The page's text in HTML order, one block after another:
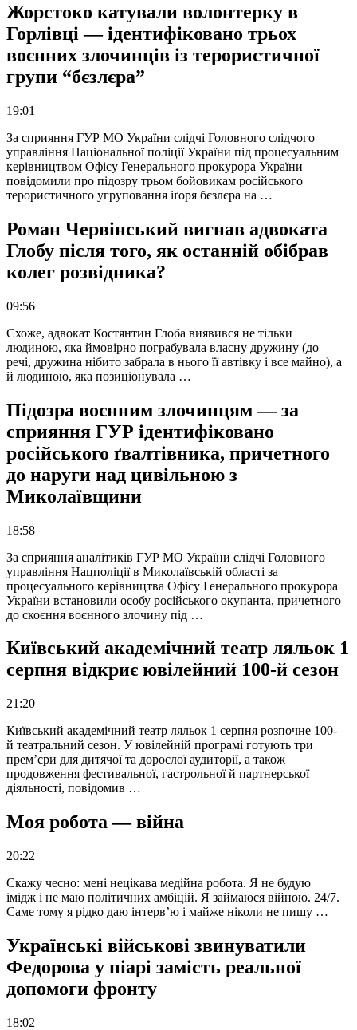
Жорстоко катували волонтерку в
Горлівці — ідентифіковано трьох
воєнних злочинців із терористичної
групи “бєзлєра”
19:01
За сприяння ГУР МО України слідчі Головного слідчого
управління Національної поліції України під процесуальним
керівництвом Офісу Генерального прокурора України
повідомили про підозру трьом бойовикам російського
терористичного угруповання іґоря бєзлєра на …
Роман Червінський вигнав адвоката
Глобу після того, як останній обібрав
колег розвідника?
09:56
Схоже, адвокат Костянтин Глоба виявився не тільки
людиною, яка ймовірно пограбувала власну дружину (до
речі, дружина нібито забрала в нього її автівку і все майно), а
й людиною, яка позиціонувала …
Підозра воєнним злочинцям — за
сприяння ГУР ідентифіковано
російського ґвалтівника, причетного
до наруги над цивільною з
Миколаївщини
18:58
За сприяння аналітиків ГУР МО України слідчі Головного
управління Нацполіції в Миколаївській області за
процесуального керівництва Офісу Генерального прокурора
України встановили особу російського окупанта, причетного
до скоєння воєнного злочину під …
Київський академічний театр ляльок 1
серпня відкриє ювілейний 100-й сезон
21:20
Київський академічний театр ляльок 1 серпня розпочне 100-
й театральний сезон. У ювілейній програмі готують три
прем’єри для дитячої та дорослої аудиторії, а також
продовження фестивальної, гастрольної й партнерської
діяльності, повідомив …
Моя робота — війна
20:22
Скажу чесно: мені нецікава медійна робота. Я не будую
імідж і не маю політичних амбіцій. Я займаюся війною. 24/7.
Саме тому я рідко даю інтерв’ю і майже ніколи не пишу …
Українські військові звинуватили
Федорова у піарі замість реальної
допомоги фронту
18:02